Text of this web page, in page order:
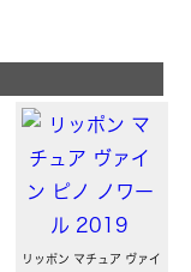
リッポン マチュア ヴァイ